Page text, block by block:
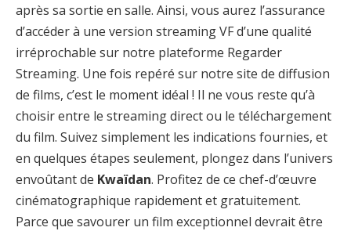
après sa sortie en salle. Ainsi, vous aurez l’assurance
d’accéder à une version streaming VF d’une qualité
irréprochable sur notre plateforme Regarder
Streaming. Une fois repéré sur notre site de diffusion
de films, c’est le moment idéal ! Il ne vous reste qu’à
choisir entre le streaming direct ou le téléchargement
du film. Suivez simplement les indications fournies, et
en quelques étapes seulement, plongez dans l’univers
envoûtant de Kwaïdan. Profitez de ce chef-d’œuvre
cinématographique rapidement et gratuitement.
Parce que savourer un film exceptionnel devrait être